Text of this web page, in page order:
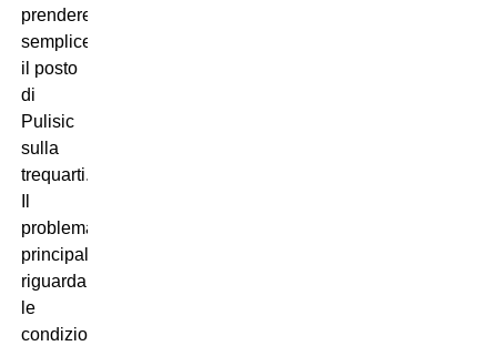
prenderebbe
semplicemente
il posto
di
Pulisic
sulla
trequarti.
problema
principale
riguarda
le
condizioni